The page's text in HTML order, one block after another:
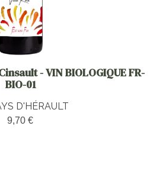
- VIN BIOLOGIQUE FR-
BIO-01
D'HÉRAULT
9,70 €